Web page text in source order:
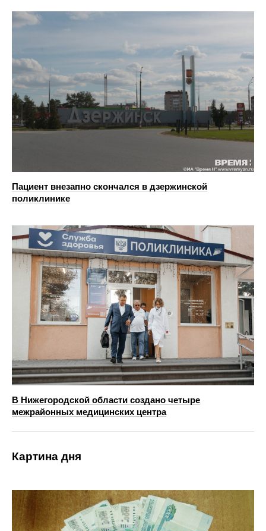
Пациент внезапно скончался в дзержинской
поликлинике
В Нижегородской области создано четыре
межрайонных медицинских центра
Картина дня